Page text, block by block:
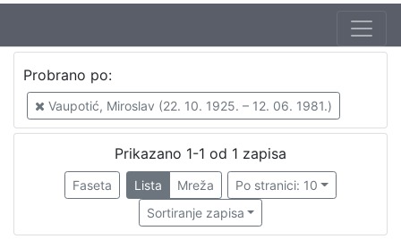
Jezik
hrvatski
Probrano po:
Vaupotić, Miroslav (22. 10. 1925. – 12. 06. 1981.)
Prikazano 1-1 od 1 zapisa
Faseta Lista Mreža
Po stranici: 10
Sortiranje zapisa